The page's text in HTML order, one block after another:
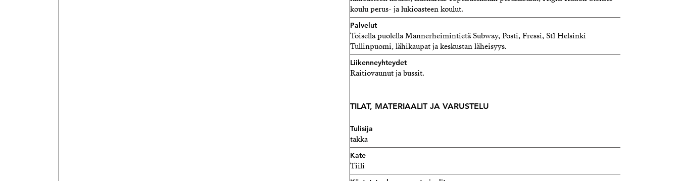
koulu perus- ja lukioasteen koulut.
Palvelut
Toisella puolella Mannerheimintietä Subway, Posti, Fressi, St1 Helsinki
Tullinpuomi, lähikaupat ja keskustan läheisyys.
Liikenneyhteydet
Raitiovaunut ja bussit.
TILAT, MATERIAALIT JA VARUSTELU
Tulisija
takka
Kate
Tiili